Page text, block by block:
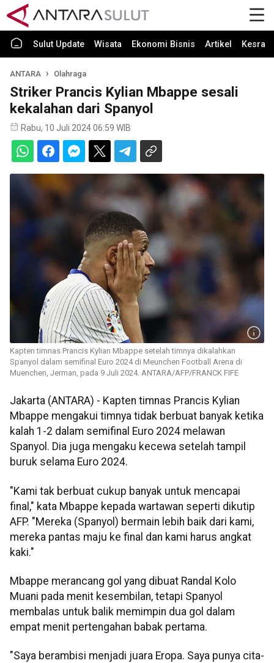
Sulut Update Wisata Ekonomi Bisnis Artikel Kesra
ANTARA Olahraga
Striker Prancis Kylian Mbappe sesali
kekalahan dari Spanyol
Rabu, 10 Juli 2024 06:59 WIB
Kapten timnas Prancis Kylian Mbappe setelah timnya dikalahkan
Spanyol dalam semifinal Euro 2024 di Meunchen Football Arena di
Muenchen, Jerman, pada 9 Juli 2024. ANTARA/AFP/FRANCK FIFE
Jakarta (ANTARA) - Kapten timnas Prancis Kylian
Mbappe mengakui timnya tidak berbuat banyak ketika
kalah 1-2 dalam semifinal Euro 2024 melawan
Spanyol. Dia juga mengaku kecewa setelah tampil
buruk selama Euro 2024.
"Kami tak berbuat cukup banyak untuk mencapai
final," kata Mbappe kepada wartawan seperti dikutip
AFP. "Mereka (Spanyol) bermain lebih baik dari kami,
mereka pantas maju ke final dan kami harus angkat
kaki."
Mbappe merancang gol yang dibuat Randal Kolo
Muani pada menit kesembilan, tetapi Spanyol
membalas untuk balik memimpin dua gol dalam
empat menit pertengahan babak pertama.
"Saya berambisi menjadi juara Eropa. Saya punya cita-